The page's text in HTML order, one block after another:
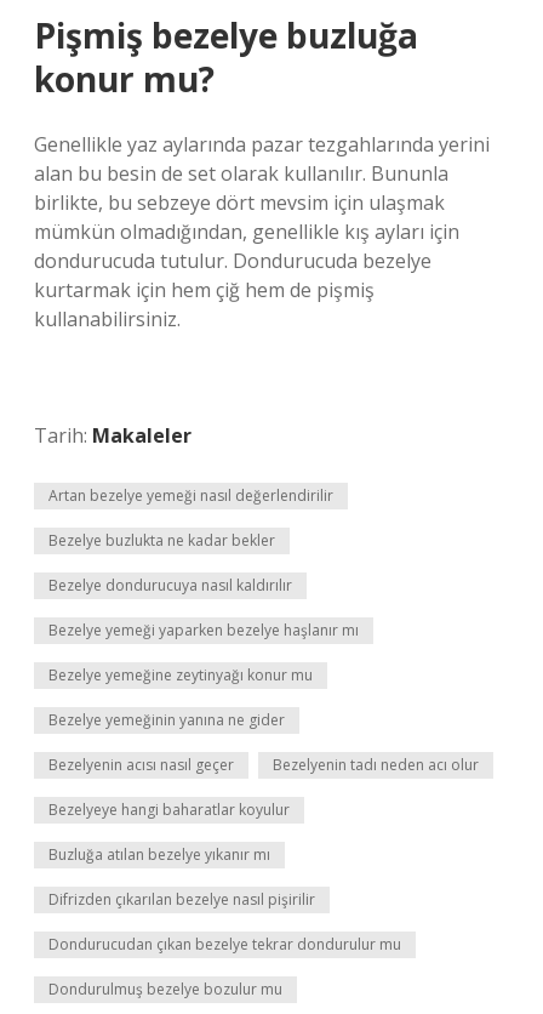
Pişmiş bezelye buzluğa
konur mu?
Genellikle yaz aylarında pazar tezgahlarında yerini
alan bu besin de set olarak kullanılır. Bununla
birlikte, bu sebzeye dört mevsim için ulaşmak
mümkün olmadığından, genellikle kış ayları için
dondurucuda tutulur. Dondurucuda bezelye
kurtarmak için hem çiğ hem de pişmiş
kullanabilirsiniz.
Tarih: Makaleler
Artan bezelye yemeği nasıl değerlendirilir
Bezelye buzlukta ne kadar bekler
Bezelye dondurucuya nasıl kaldırılır
Bezelye yemeği yaparken bezelye haşlanır mı
Bezelye yemeğine zeytinyağı konur mu
Bezelye yemeğinin yanına ne gider
Bezelyenin acısı nasıl geçer Bezelyenin tadı neden acı olur
Bezelyeye hangi baharatlar koyulur
Buzluğa atılan bezelye yıkanır mı
Difrizden çıkarılan bezelye nasıl pişirilir
Dondurucudan çıkan bezelye tekrar dondurulur mu
Dondurulmuş bezelye bozulur mu